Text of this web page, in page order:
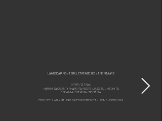
LANDSCAPING / TERÜLETRENDEZÉS / AMENAJARE
DITRÓ / DITRAU
HARGHITA COUNTY / HARGITA MEGYE / JUDEȚUL HAGHITA
ROMANIA / ROMÁNIA / ROMÂNIA
PROJECT: LARIX STUDIO / GYERGYÓSZENTMIKLÓS / GHEORGHENI